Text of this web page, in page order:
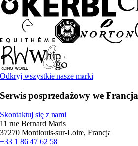
Odkryj wszystkie nasze marki
Serwis posprzedażowy we Francja
Skontaktuj się z nami
11 rue Bernard Maris
37270 Montlouis-sur-Loire, Francja
+33 1 86 47 62 58